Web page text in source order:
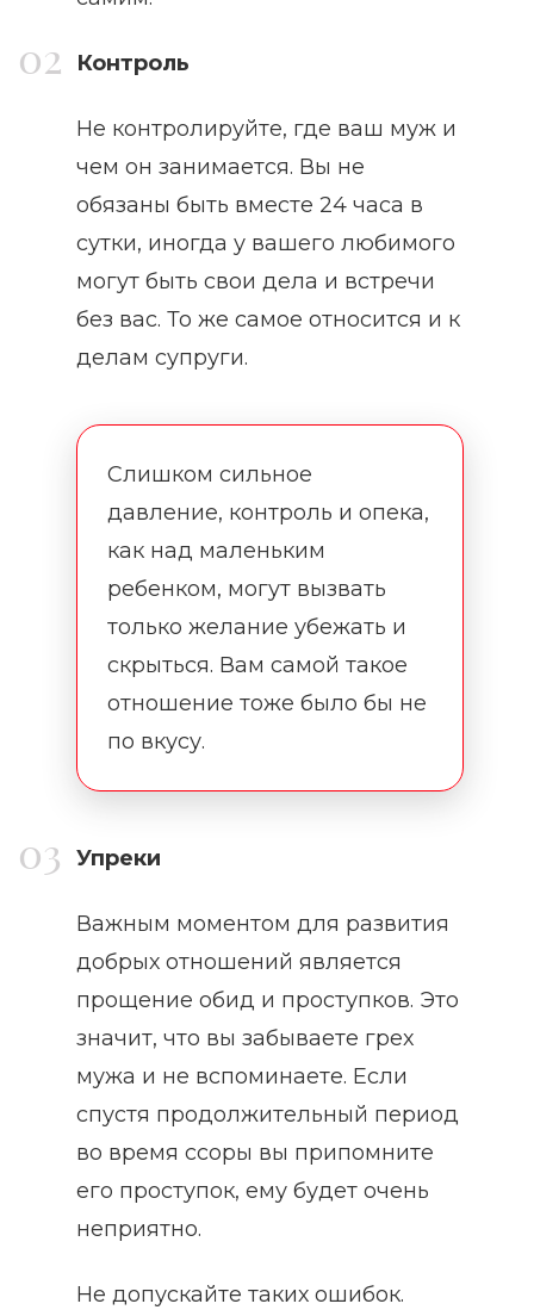
Контроль
Не контролируйте, где ваш муж и
чем он занимается. Вы не
обязаны быть вместе 24 часа в
сутки, иногда у вашего любимого
могут быть свои дела и встречи
без вас. То же самое относится и к
делам супруги.
Слишком сильное
давление, контроль и опека,
как над маленьким
ребенком, могут вызвать
только желание убежать и
скрыться. Вам самой такое
отношение тоже было бы не
по вкусу.
Упреки
Важным моментом для развития
добрых отношений является
прощение обид и проступков. Это
значит, что вы забываете грех
мужа и не вспоминаете. Если
спустя продолжительный период
во время ссоры вы припомните
его проступок, ему будет очень
неприятно.
Не допускайте таких ошибок.